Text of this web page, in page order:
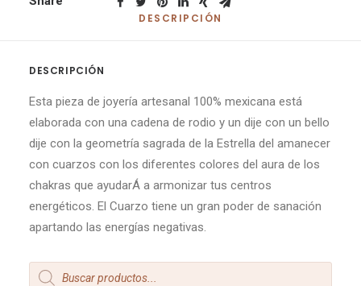
DESCRIPCIÓN
DESCRIPCIÓN
Esta pieza de joyería artesanal 100% mexicana está
elaborada con una cadena de rodio y un dije con un bello
dije con la geometría sagrada de la Estrella del amanecer
con cuarzos con los diferentes colores del aura de los
chakras que ayudarÁ a armonizar tus centros
energéticos. El Cuarzo tiene un gran poder de sanación
apartando las energías negativas.
Products